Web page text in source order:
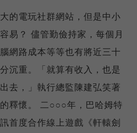
的電玩社群網站，但是中小
易？ 儘管勤儉持家，每個月
網路成本等等也有將近三十
沉重。「就算有收入，也是
去，」執行總監陳建弘笑著
釋懷。 二○○○年，巴哈姆特
首度合作線上遊戲《軒轅劍